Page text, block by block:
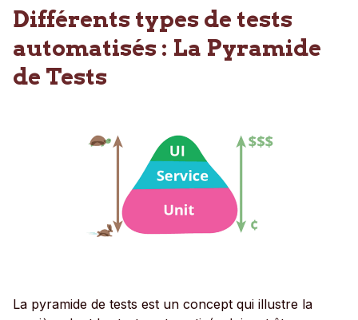
Différents types de tests
automatisés : La Pyramide
de Tests
La pyramide de tests est un concept qui illustre la